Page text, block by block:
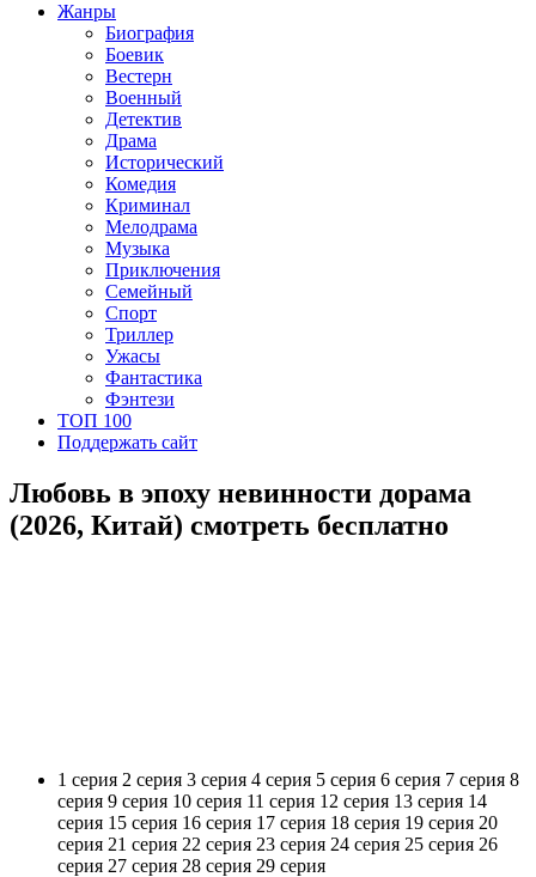
Жанры
Биография
Боевик
Вестерн
Военный
Детектив
Драма
Исторический
Комедия
Криминал
Мелодрама
Музыка
Приключения
Семейный
Спорт
Триллер
Ужасы
Фантастика
Фэнтези
ТОП 100
Поддержать сайт
Любовь в эпоху невинности дорама
(2026, Китай) смотреть бесплатно
1 серия 2 серия 3 серия 4 серия 5 серия 6 серия 7 серия 8
серия 9 серия 10 серия 11 серия 12 серия 13 серия 14
серия 15 серия 16 серия 17 серия 18 серия 19 серия 20
серия 21 серия 22 серия 23 серия 24 серия 25 серия 26
серия 27 серия 28 серия 29 серия